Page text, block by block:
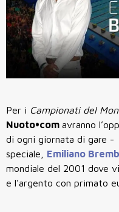
Per i Campionati del
Nuoto•com avranno
di ogni giornata di gare -
speciale, Emiliano
mondiale del 2001 dove
e l'argento con primato